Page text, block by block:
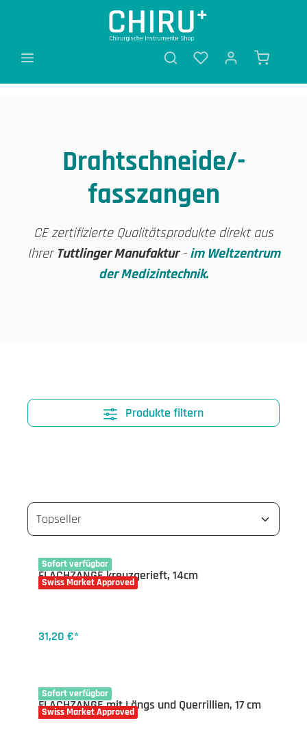
Drahtschneide/-
fasszangen
CE zertifizierte Qualitätsprodukte direkt aus
Ihrer Tuttlinger Manufaktur-im Weltzentrum
der Medizintechnik.
Produkte filtern
Sofort verfügbar
Swiss Market Approved
16-7536.14
FLACHZANGE kreuzgerieft, 14cm
31,20 €*
Sofort verfügbar
Swiss Market Approved
16-7541.17
FLACHZANGE mit Längs und Querrillien, 17 cm